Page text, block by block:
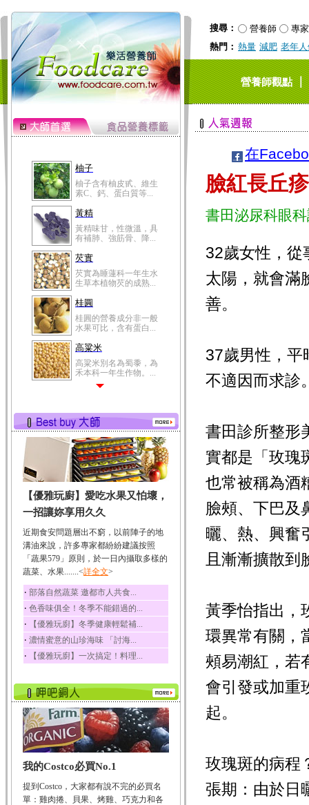
搜尋： 營養師
專家
熱門： 熱量 減肥 老年
營養師觀點｜
柚子
柚子含有柚皮甙、維生
素C、鈣、蛋白質等...
黃精
黃精味甘，性微溫，具
有補肺、強筋骨、降...
芡實
芡實為睡蓮科一年生水
生草本植物芡的成熟...
桂圓
桂圓的營養成分非一般
水果可比，含有蛋白...
高粱米
高粱米別名為蜀黍，為
禾本科一年生作物。...
有蛋白質、脂肪、磷...
鮪魚
鮪魚肚肉中的不飽和脂
肪酸內富含EPA和DH...
韭菜
韭菜所含的膳食纖維能
幫助消化與通便；揮...
冬瓜
冬瓜營養價值高，鈉含
量極低是水腫病人的...
豆豉
豆豉裡頭含有營養的蛋
白質、脂肪、鈣、磷...
榛果
榛果裡所含的營養素有
蛋白質、脂肪、醣類...
迷迭香
酸、迷迭香酸、植物...
咖啡
咖啡中的咖啡因會刺激
中樞神經系統，特別...
椰子
椰子含有糖類、脂肪、
荔枝
【優雅玩廚】愛吃水果又怕壞，
一招讓妳享用久久
近期食安問題層出不窮，以前陣子的地
溝油來說，許多專家都紛紛建議按照
「蔬果579」原則，於一日內攝取多樣的
蔬菜、水果.......<詳全文>
‧ 部落自然蔬菜 邀都市人共食...
‧ 色香味俱全！冬季不能錯過的...
‧ 【優雅玩廚】冬季健康輕鬆補...
‧ 濃情蜜意的山珍海味 「討海...
‧ 【優雅玩廚】一次搞定！料理...
我的Costco必買No.1
提到Costco，大家都有說不完的必買名
單：雞肉捲、貝果、烤雞、巧克力和各
在
臉紅長丘
書田泌尿科眼
32歲女性，從
太陽，就會滿
善。
37歲男性，平
不適因而求診
書田診所整形
實都是「玫瑰
也常被稱為酒
臉頰、下巴及
曬、熱、興奮
且漸漸擴散
黃季怡指出，
環異常有關，
頰易潮紅，若
會引發或加重
起。
玫瑰斑的病程
張期：由於日